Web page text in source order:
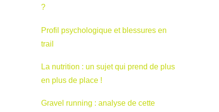
?
Profil psychologique et blessures en
trail
La nutrition : un sujet qui prend de plus
en plus de place !
Gravel running : analyse de cette